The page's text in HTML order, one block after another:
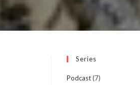
Series
Podcast(7)